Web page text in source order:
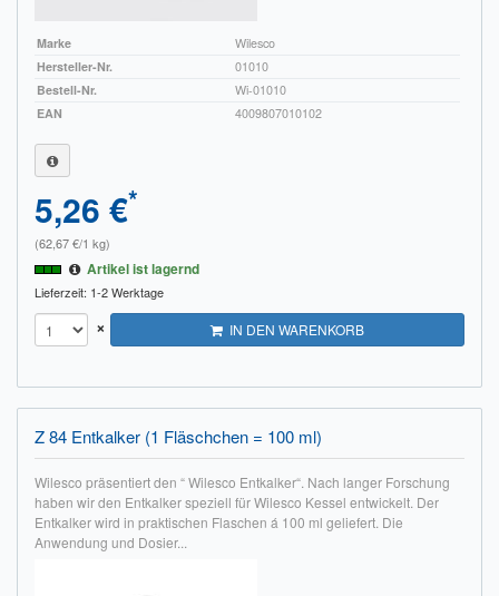
Marke
Wilesco
Hersteller-Nr.
01010
Bestell-Nr.
Wi-01010
EAN
4009807010102
5,26 €*
(62,67 €/1 kg)
Artikel ist lagernd
Lieferzeit: 1-2 Werktage
× IN DEN WARENKORB
Z 84 Entkalker (1 Fläschchen = 100 ml)
Wilesco präsentiert den “ Wilesco Entkalker“. Nach langer Forschung
haben wir den Entkalker speziell für Wilesco Kessel entwickelt. Der
Entkalker wird in praktischen Flaschen á 100 ml geliefert. Die
Anwendung und Dosier...